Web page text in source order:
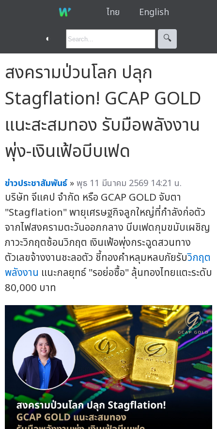
ไทย English
◐ 🔍︎
สงครามป่วนโลก ปลุก
Stagflation! GCAP GOLD
แนะสะสมทอง รับมือพลังงาน
พุ่ง-เงินเฟ้อบีบเฟด
ข่าวประชาสัมพันธ์ »พุธ 11 มีนาคม 2569 14:21 น.
บริษัท จีแคป จำกัด หรือ GCAP GOLD จับตา
"Stagflation" พายุเศรษฐกิจลูกใหญ่ที่กำลังก่อตัว
จากไฟสงครามตะวันออกกลาง บีบเฟดกุมขมับเผชิญ
ภาวะวิกฤตซ้อนวิกฤต เงินเฟ้อพุ่งกระฉูดสวนทาง
ตัวเลขจ้างงานชะลอตัว ชี้ทองคำหลุมหลบภัยรับวิกฤต
พลังงาน แนะกลยุทธ์ "รอย่อซื้อ" ลุ้นทองไทยแตะระดับ
80,000 บาท